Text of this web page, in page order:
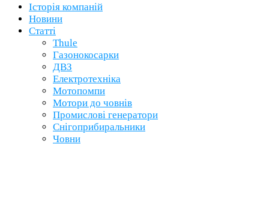
Історія компаній
Новини
Статті
Thule
Газонокосарки
ДВЗ
Електротехніка
Мотопомпи
Мотори до човнів
Промислові генератори
Снігоприбиральники
Човни